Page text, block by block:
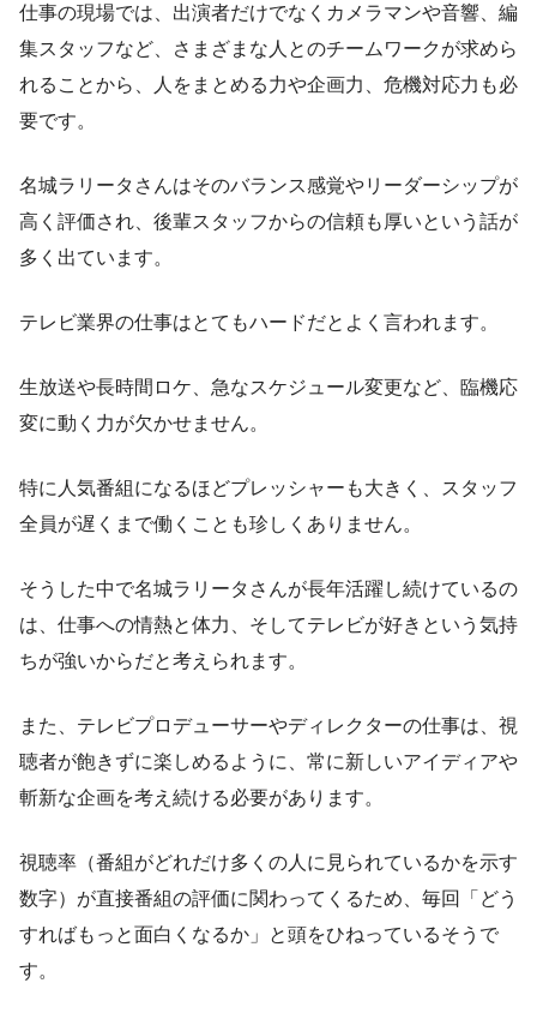
仕事の現場では、出演者だけでなくカメラマンや音響、編
集スタッフなど、さまざまな人とのチームワークが求めら
れることから、人をまとめる力や企画力、危機対応力も必
要です。
名城ラリータさんはそのバランス感覚やリーダーシップが
高く評価され、後輩スタッフからの信頼も厚いという話が
多く出ています。
テレビ業界の仕事はとてもハードだとよく言われます。
生放送や長時間ロケ、急なスケジュール変更など、臨機応
変に動く力が欠かせません。
特に人気番組になるほどプレッシャーも大きく、スタッフ
全員が遅くまで働くことも珍しくありません。
そうした中で名城ラリータさんが長年活躍し続けているの
は、仕事への情熱と体力、そしてテレビが好きという気持
ちが強いからだと考えられます。
また、テレビプロデューサーやディレクターの仕事は、視
聴者が飽きずに楽しめるように、常に新しいアイディアや
斬新な企画を考え続ける必要があります。
視聴率（番組がどれだけ多くの人に見られているかを示す
数字）が直接番組の評価に関わってくるため、毎回「どう
すればもっと面白くなるか」と頭をひねっているそうで
す。